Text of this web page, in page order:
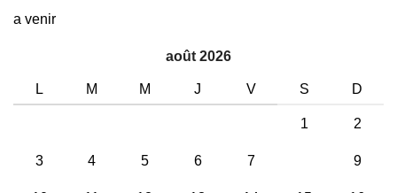
a venir
août 2026
L M M J V S D
1 2
3 4 5 6 7 9